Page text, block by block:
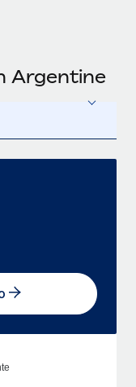
Argentine